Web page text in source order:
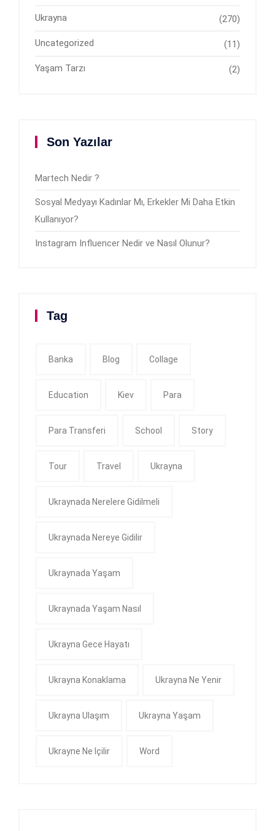
Ukrayna (270)
Uncategorized (11)
Yaşam Tarzı (2)
Son Yazılar
Martech Nedir ?
Sosyal Medyayı Kadınlar Mı, Erkekler Mi Daha Etkin
Kullanıyor?
Instagram Influencer Nedir ve Nasıl Olunur?
Tag
Banka Blog Collage
Education Kiev Para
Para Transferi School Story
Tour Travel Ukrayna
Ukraynada Nerelere Gidilmeli
Ukraynada Nereye Gidilir
Ukraynada Yaşam
Ukraynada Yaşam Nasıl
Ukrayna Gece Hayatı
Ukrayna Konaklama Ukrayna Ne Yenir
Ukrayna Ulaşım Ukrayna Yaşam
Ukrayne Ne Içilir Word